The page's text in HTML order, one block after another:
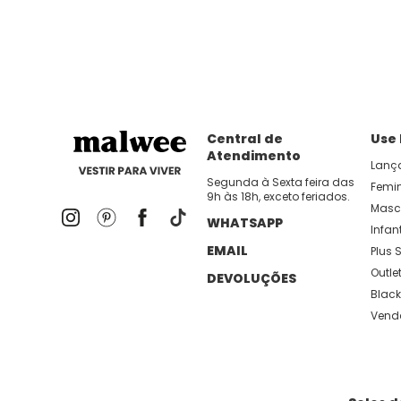
Central de
Atendimento
Segunda à Sexta feira das
9h às 18h, exceto feriados.
WHATSAPP
EMAIL
DEVOLUÇÕES
Plus
Outlet